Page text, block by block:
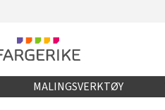
MALINGSVERKTØY